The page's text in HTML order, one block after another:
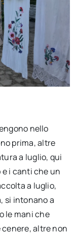
nello
prima, altre
a luglio, qui
i canti che un
a luglio,
si intonano a
le mani che
altre non